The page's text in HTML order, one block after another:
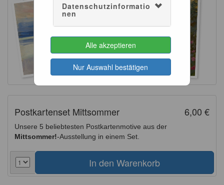
Datenschutzinformatio
nen
Alle akzeptieren
Nur Auswahl bestätigen
6,00 €
Postkartenset Mittsommer
Unsere 5 beliebtesten Postkartenmotive aus der
Mittsommer!-Ausstellung in einem Set.